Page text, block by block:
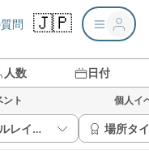
問 🇯🇵
人数 日付
ント 個人イ
テーブルレイアウト 場所タ